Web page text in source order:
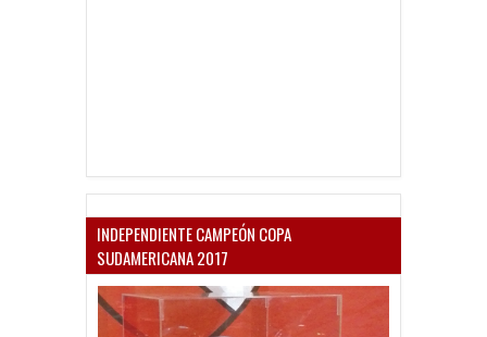
INDEPENDIENTE CAMPEÓN COPA
SUDAMERICANA 2017